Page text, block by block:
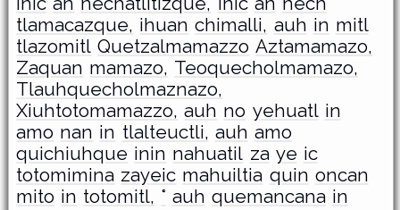
tlamacazque, ihuan chimalli, auh in mitl
tlazomitl Quetzalmamazzo Aztamamazo,
Zaquan mamazo, Teoquecholmamazo,
Tlauhquecholmaznazo,
Xiuhtotomamazzo, auh no yehuatl in
amo nan in tlalteuctli, auh amo
quichiuhque inin nahuatil za ye ic
totomimina zayeic mahuiltia quin oncan
mito in totomitl, ° auh quemancana in